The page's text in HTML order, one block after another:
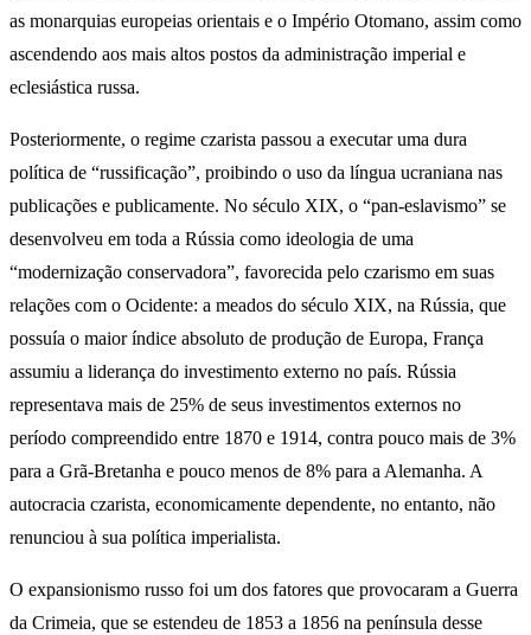
as monarquias europeias orientais e o Império Otomano, assim como
ascendendo aos mais altos postos da administração imperial e
eclesiástica russa.
Posteriormente, o regime czarista passou a executar uma dura
política de “russificação”, proibindo o uso da língua ucraniana nas
publicações e publicamente. No século XIX, o “pan-eslavismo” se
desenvolveu em toda a Rússia como ideologia de uma
“modernização conservadora”, favorecida pelo czarismo em suas
relações com o Ocidente: a meados do século XIX, na Rússia, que
possuía o maior índice absoluto de produção de Europa, França
assumiu a liderança do investimento externo no país. Rússia
representava mais de 25% de seus investimentos externos no
período compreendido entre 1870 e 1914, contra pouco mais de 3%
para a Grã-Bretanha e pouco menos de 8% para a Alemanha. A
autocracia czarista, economicamente dependente, no entanto, não
renunciou à sua política imperialista.
O expansionismo russo foi um dos fatores que provocaram a Guerra
da Crimeia, que se estendeu de 1853 a 1856 na península desse